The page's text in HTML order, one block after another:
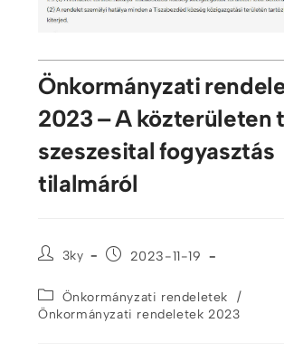
Önkormányzati
2023 – A közterületen
szeszesital fogyasztás
tilalmáról
3ky 2023-11-19
Önkormányzati rendeletek /
Önkormányzati rendeletek 2023